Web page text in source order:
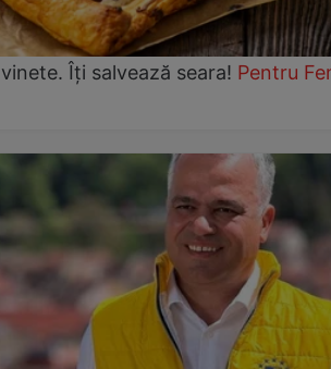
Îți salvează seara! Pentru